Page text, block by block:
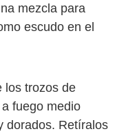
mezcla para
escudo en el
los trozos de
fuego medio
dorados. Retíralos